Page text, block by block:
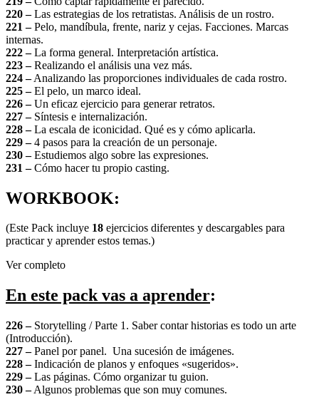
220 –Las estrategias de los retratistas. Análisis de un rostro.
221 –Pelo, mandíbula, frente, nariz y cejas. Facciones. Marcas
internas.
222 –La forma general. Interpretación artística.
223 –Realizando el análisis una vez más.
224 –Analizando las proporciones individuales de cada rostro.
225 –El pelo, un marco ideal.
226 –Un eficaz ejercicio para generar retratos.
227 –Síntesis e internalización.
228 –La escala de iconicidad. Qué es y cómo aplicarla.
229 –4 pasos para la creación de un personaje.
230 –Estudiemos algo sobre las expresiones.
231 –Cómo hacer tu propio casting.
WORKBOOK:
(Este Pack incluye 18 ejercicios diferentes y descargables para
practicar y aprender estos temas.)
Ver completo
En este pack vas a aprender:
226 –Storytelling / Parte 1. Saber contar historias es todo un arte
(Introducción).
227 –Panel por panel. Una sucesión de imágenes.
228 –Indicación de planos y enfoques «sugeridos».
229 –Las páginas. Cómo organizar tu guion.
230 –Algunos problemas que son muy comunes.